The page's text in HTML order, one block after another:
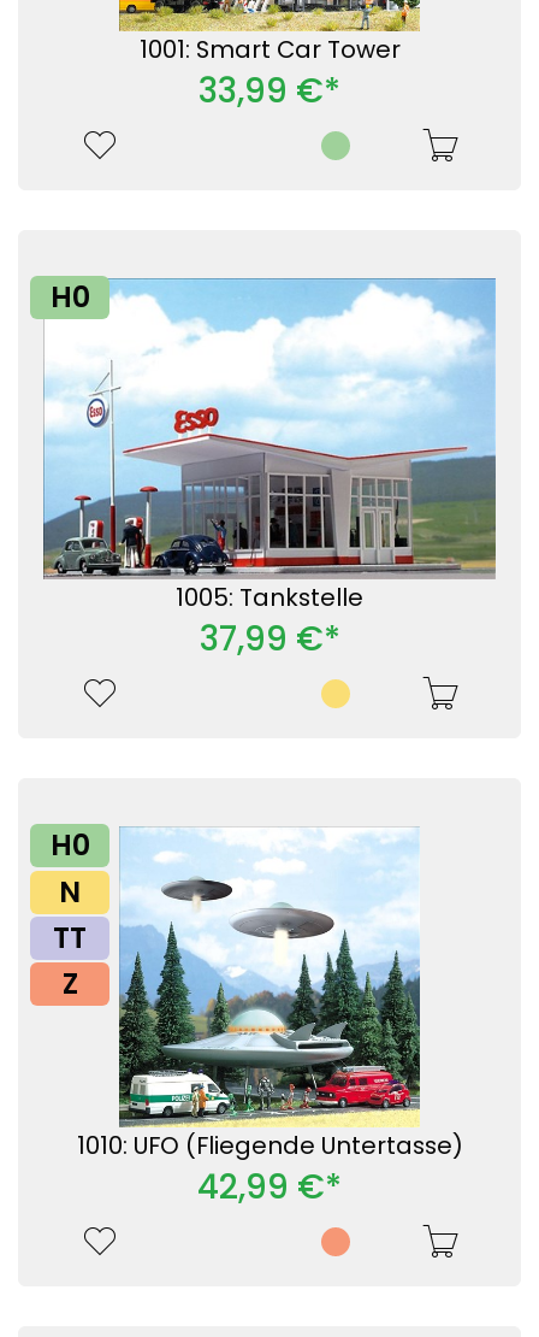
1001: Smart Car Tower
33,99 €*
H0
1005: Tankstelle
37,99 €*
H0
N
TT
Z
1010: UFO (Fliegende Untertasse)
42,99 €*